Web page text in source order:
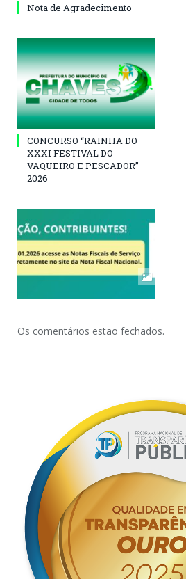
Nota de Agradecimento
CONCURSO “RAINHA DO
XXXI FESTIVAL DO
VAQUEIRO E PESCADOR”
2026
Os comentários estão fechados.